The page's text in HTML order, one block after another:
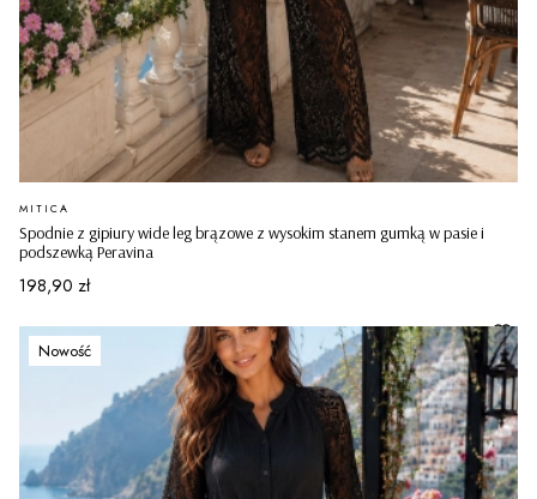
Spodnie z gipiury wide leg brązowe z wysokim stanem gumką w pasie i
podszewką Peravina
PRODUCENT
MITICA
Cena
198,90 zł
Nowość